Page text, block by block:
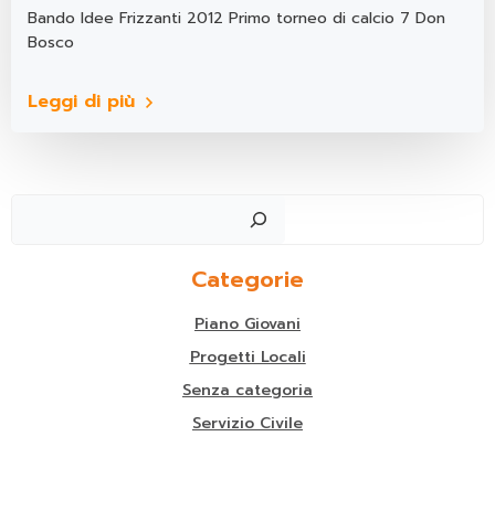
Bando Idee Frizzanti 2012 Primo torneo di calcio 7 Don
Bosco
Leggi di più
Categorie
Piano Giovani
Progetti Locali
Senza categoria
Servizio Civile